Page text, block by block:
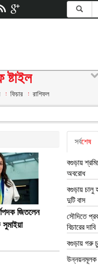
ষ্টাইল
ফিচার রাশিফল
জিতলেন
সর্বশেষ
বগুড়ায়
অবরোধ
বগুড়ায় চালু
দুটি বাস
সৌদিতে
বিচারের দাবি
বগুড়ায় গরু
উন্নয়নমূলক